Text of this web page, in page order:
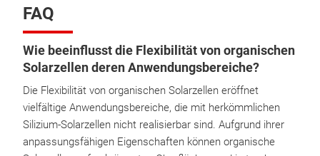
FAQ
Wie beeinflusst die Flexibilität von organischen
Solarzellen deren Anwendungsbereiche?
Die Flexibilität von organischen Solarzellen eröffnet
vielfältige Anwendungsbereiche, die mit herkömmlichen
Silizium-Solarzellen nicht realisierbar sind. Aufgrund ihrer
anpassungsfähigen Eigenschaften können organische